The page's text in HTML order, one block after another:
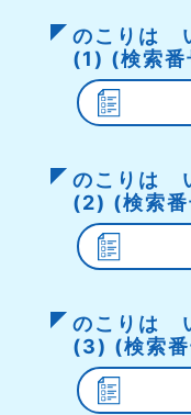
のこりは
(1) (検索
のこりは
(2) (検索
のこりは
(3) (検索